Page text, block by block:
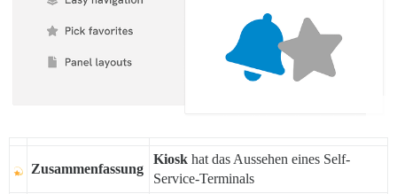
Zusammenfassung
Kiosk hat das Aussehen eines Self-
Service-Terminals